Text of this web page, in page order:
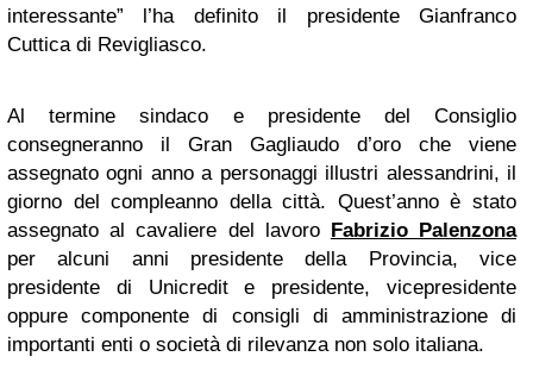
interessante” l’ha definito il presidente Gianfranco
Cuttica di Revigliasco.
Al termine sindaco e presidente del Consiglio
consegneranno il Gran Gagliaudo d’oro che viene
assegnato ogni anno a personaggi illustri alessandrini, il
giorno del compleanno della città. Quest’anno è stato
assegnato al cavaliere del lavoro Fabrizio Palenzona
per alcuni anni presidente della Provincia, vice
presidente di Unicredit e presidente, vicepresidente
oppure componente di consigli di amministrazione di
importanti enti o società di rilevanza non solo italiana.